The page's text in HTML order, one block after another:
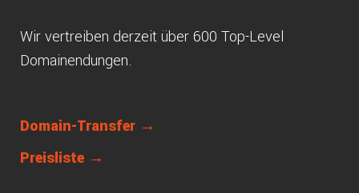
Wir vertreiben derzeit über 600 Top-Level
Domainendungen.
Domain-Transfer →
Preisliste →